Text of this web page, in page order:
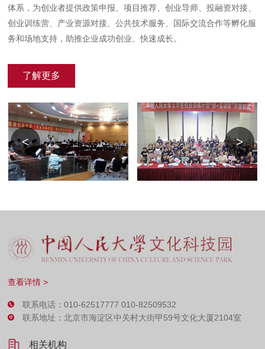
体系，为创业者提供政策申报、项目推荐、创业导师、投融资对接、
创业训练营、产业资源对接、公共技术服务、国际交流合作等孵化服
务和场地支持，助推企业成功创业、快速成长。
了解更多
< >
查看详情 >
联系电话：010-62517777 010-82509532
联系地址：北京市海淀区中关村大街甲59号文化大厦2104室
相关机构